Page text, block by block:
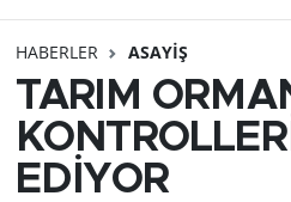
HABERLER ASAYİŞ
TARIM
EDİYOR
AYDIN
BİLİM VE TEKNOLOJİ
ÇEVRE
Namaz Vakitleri
Trafik Durumu
Süper Lig Puan